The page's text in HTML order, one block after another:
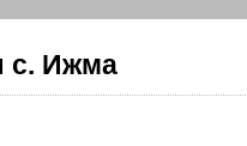
с. Ижма